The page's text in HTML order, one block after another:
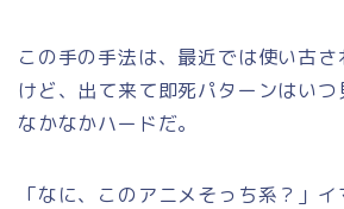
この手の手法は、最近では使い古
けど、出て来て即死パターンはいつ
なかなかハードだ。
「なに、このアニメそっち系？」